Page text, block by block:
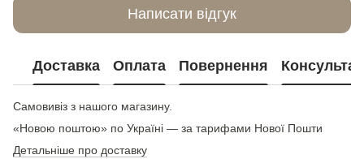
Написати відгук
Доставка Оплата Повернення
Самовивіз з нашого магазину.
«Новою поштою» по Україні — за тарифами Нової Пошти
Детальніше про доставку